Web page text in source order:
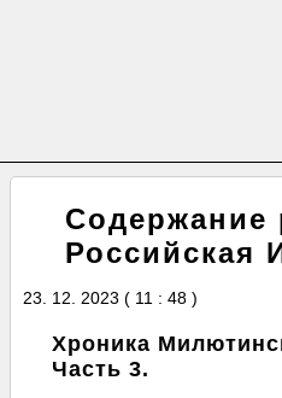
Содержание
Российская
23. 12. 2023 ( 11 : 48 )
Хроника
Часть 3.